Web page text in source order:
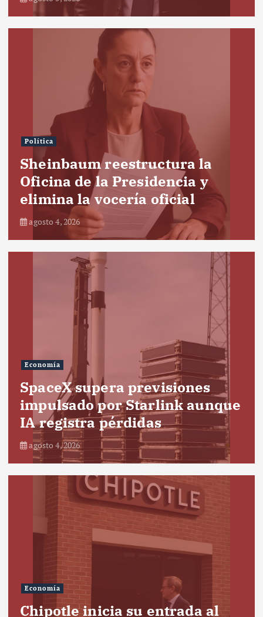
Política
Sheinbaum reestructura la
Oficina de la Presidencia y
elimina la vocería oficial
agosto 4, 2026
Economía
SpaceX supera previsiones
impulsado por Starlink aunque
IA registra pérdidas
agosto 4, 2026
Economía
Chipotle inicia su entrada al